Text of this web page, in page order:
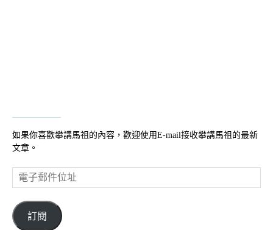
如果你喜歡攀講馬祖的內容，歡迎使用E-mail接收攀講馬祖的最新
文章。
電
子
件
位
訂閱